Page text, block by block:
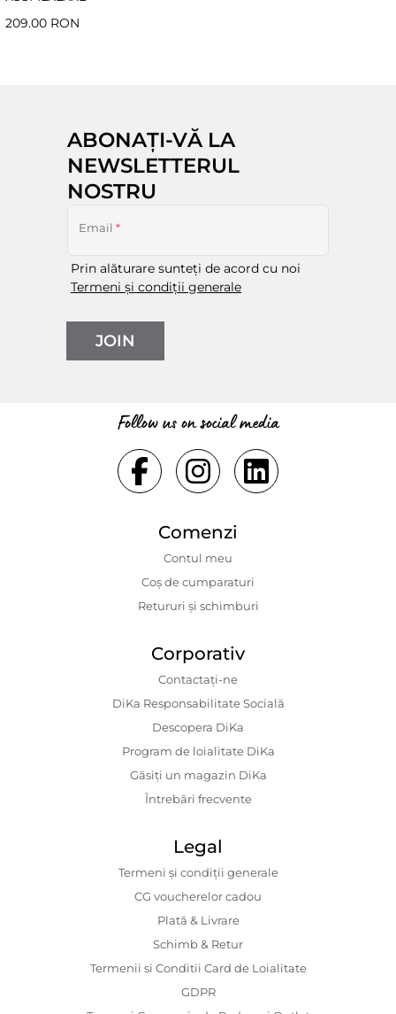
209.00 RON
ABONAȚI-VĂ LA
NEWSLETTERUL
NOSTRU
Email *
Prin alăturare sunteți de acord cu noi
Termeni și condiții generale
JOIN
Follow us on social media
Comenzi
Contul meu
Coș de cumparaturi
Retururi și schimburi
Corporativ
Contactaţi-ne
DiKa Responsabilitate Socială
Descopera DiKa
Program de loialitate DiKa
Găsiți un magazin DiKa
Întrebări frecvente
Legal
Termeni și condiții generale
CG voucherelor cadou
Plată & Livrare
Schimb & Retur
Termenii si Conditii Card de Loialitate
GDPR